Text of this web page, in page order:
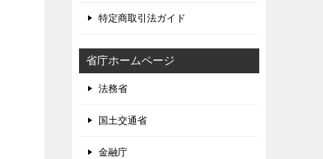
特定商取引法ガイド
省庁ホームページ
法務省
国土交通省
金融庁